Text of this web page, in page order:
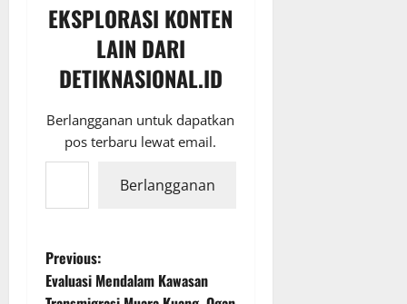
EKSPLORASI KONTEN
LAIN DARI
DETIKNASIONAL.ID
Berlangganan untuk dapatkan
pos terbaru lewat email.
Ketikkan email Anda...
Berlangganan
P
Previous:
Evaluasi Mendalam Kawasan